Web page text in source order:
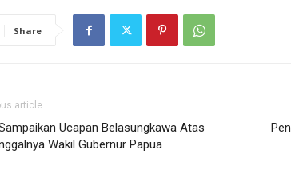
Share
article
Ucapan Belasungkawa Atas
Wakil Gubernur Papua